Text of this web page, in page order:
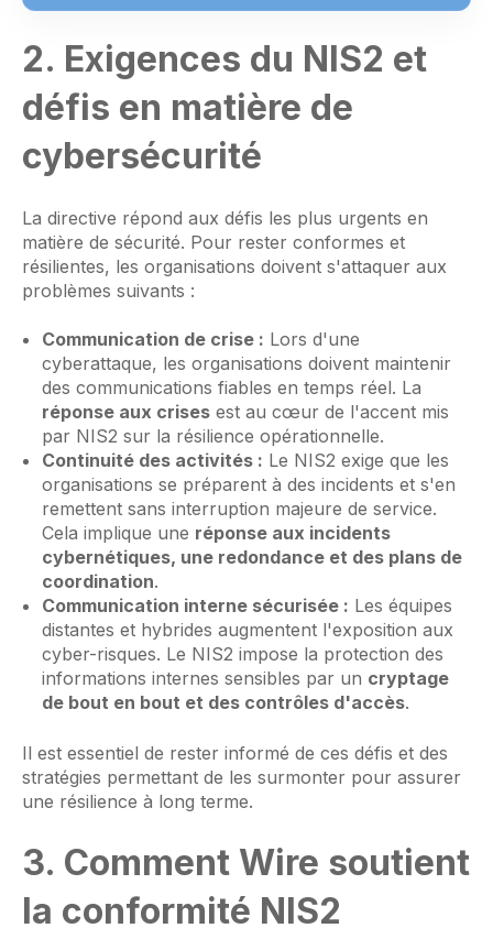
2. Exigences du NIS2 et
défis en matière de
cybersécurité
La directive répond aux défis les plus urgents en
matière de sécurité. Pour rester conformes et
résilientes, les organisations doivent s'attaquer aux
problèmes suivants :
Communication de crise : Lors d'une
cyberattaque, les organisations doivent maintenir
des communications fiables en temps réel. La
réponse aux crisesest au cœur de l'accent mis
par NIS2 sur la résilience opérationnelle.
Continuité des activités : Le NIS2 exige que les
organisations se préparent à des incidents et s'en
remettent sans interruption majeure de service.
Cela implique une réponse aux incidents
cybernétiques, une redondance et des plans de
coordination.
Communication interne sécurisée : Les équipes
distantes et hybrides augmentent l'exposition aux
cyber-risques. Le NIS2 impose la protection des
informations internes sensibles par un cryptage
de bout en bout et des contrôles d'accès.
Il est essentiel de rester informé de ces défis et des
stratégies permettant de les surmonter pour assurer
une résilience à long terme.
3. Comment Wire soutient
la conformité NIS2